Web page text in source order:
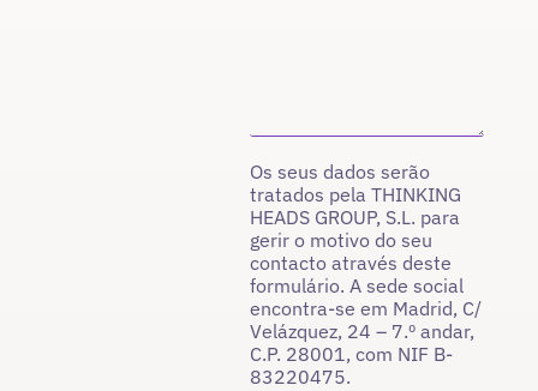
Os seus dados serão
tratados pela THINKING
HEADS GROUP, S.L. para
gerir o motivo do seu
contacto através deste
formulário. A sede social
encontra-se em Madrid, C/
Velázquez, 24 – 7.º andar,
C.P. 28001, com NIF B-
83220475.